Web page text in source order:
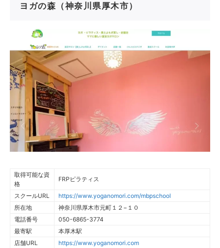
ヨガの森（神奈川県厚木市）
取得可能な資
格
FRPピラティス
スクールURL
https://www.yoganomori.com/mbpschool
所在地
神奈川県厚木市元町１２−１０
電話番号
050-6865-3774
最寄駅
本厚木駅
店舗URL
https://www.yoganomori.com